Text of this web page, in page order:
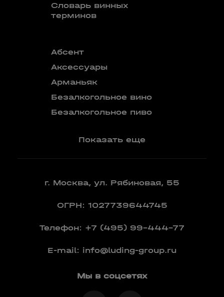
Словарь винных
терминов
Абсент
Аксессуары
Арманьяк
Безалкогольное вино
Безалкогольное пиво
Показать еще
г. Москва, ул. Рябиновая, 55
ОГРН: 1027739644745
Телефон: +7 (495) 99-444-77
E-mail: info@luding-group.ru
Мы в соцсетях